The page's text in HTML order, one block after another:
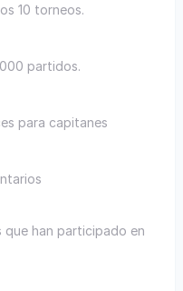
10 torneos.
partidos.
para capitanes
que han participado en